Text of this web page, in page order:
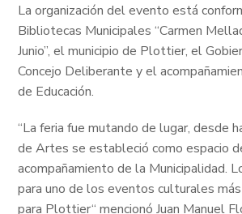
La organización del evento está
Bibliotecas Municipales “Carmen
Junio”, el municipio de Plottier, el
Concejo Deliberante y el
de Educación.
“La feria fue mutando de lugar, desde
de Artes se estableció como espacio
acompañamiento de la Municipalidad.
para uno de los eventos culturales
para Plottier“ mencionó Juan Manuel